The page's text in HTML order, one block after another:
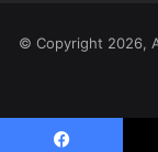
© Copyright 2026,